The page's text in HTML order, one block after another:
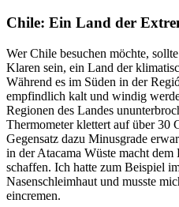
Chile: Ein Land der
Wer Chile besuchen möchte,
Klaren sein, ein Land der
Während es im Süden in der
empfindlich kalt und windig
Regionen des Landes
Thermometer klettert auf über 30
Gegensatz dazu Minusgrade
in der Atacama Wüste macht
schaffen. Ich hatte zum Beispiel
Nasenschleimhaut und musste
eincremen.